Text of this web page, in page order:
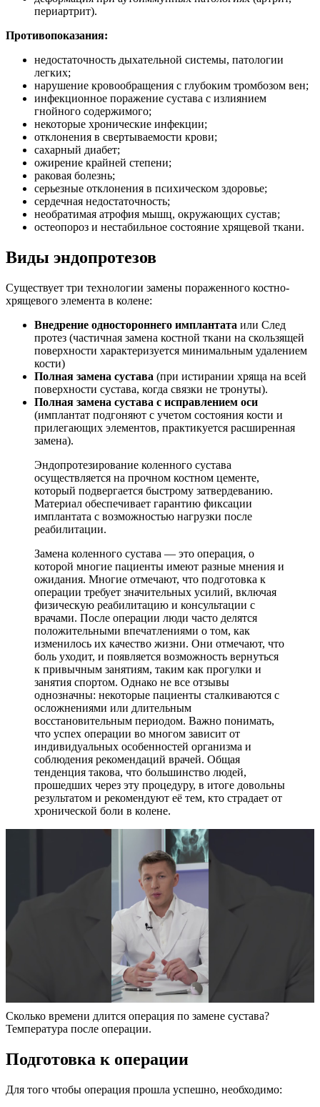
периартрит).
Противопоказания:
недостаточность дыхательной системы, патологии
легких;
нарушение кровообращения с глубоким тромбозом вен;
инфекционное поражение сустава с излиянием
гнойного содержимого;
некоторые хронические инфекции;
отклонения в свертываемости крови;
сахарный диабет;
ожирение крайней степени;
раковая болезнь;
серьезные отклонения в психическом здоровье;
сердечная недостаточность;
необратимая атрофия мышц, окружающих сустав;
остеопороз и нестабильное состояние хрящевой ткани.
Виды эндопротезов
Существует три технологии замены пораженного костно-
хрящевого элемента в колене:
Внедрение одностороннего имплантата или След
протез (частичная замена костной ткани на скользящей
поверхности характеризуется минимальным удалением
кости)
Полная замена сустава (при истирании хряща на всей
поверхности сустава, когда связки не тронуты).
Полная замена сустава с исправлением оси
(имплантат подгоняют с учетом состояния кости и
прилегающих элементов, практикуется расширенная
замена).
Эндопротезирование коленного сустава
осуществляется на прочном костном цементе,
который подвергается быстрому затвердеванию.
Материал обеспечивает гарантию фиксации
имплантата с возможностью нагрузки после
реабилитации.
Замена коленного сустава — это операция, о
которой многие пациенты имеют разные мнения и
ожидания. Многие отмечают, что подготовка к
операции требует значительных усилий, включая
физическую реабилитацию и консультации с
врачами. После операции люди часто делятся
положительными впечатлениями о том, как
изменилось их качество жизни. Они отмечают, что
боль уходит, и появляется возможность вернуться
к привычным занятиям, таким как прогулки и
занятия спортом. Однако не все отзывы
однозначны: некоторые пациенты сталкиваются с
осложнениями или длительным
восстановительным периодом. Важно понимать,
что успех операции во многом зависит от
индивидуальных особенностей организма и
соблюдения рекомендаций врачей. Общая
тенденция такова, что большинство людей,
прошедших через эту процедуру, в итоге довольны
результатом и рекомендуют её тем, кто страдает от
хронической боли в колене.
Сколько времени длится операция по замене сустава?
Температура после операции.
Подготовка к операции
Для того чтобы операция прошла успешно, необходимо: